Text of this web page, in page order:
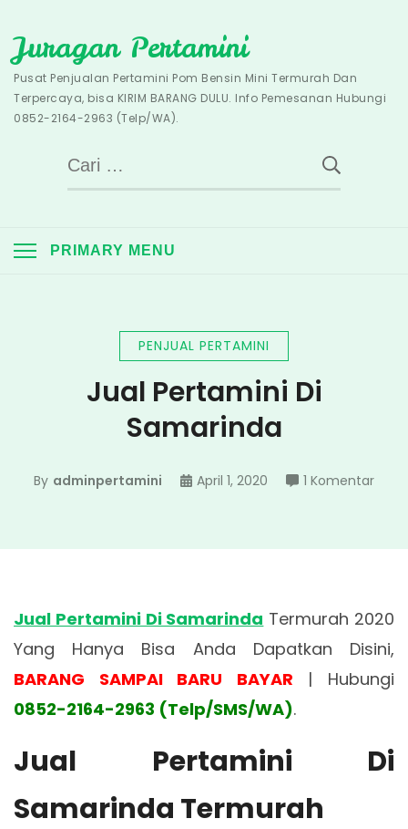
to
content
Juragan Pertamini
Pusat Penjualan Pertamini Pom Bensin Mini Termurah Dan
Terpercaya, bisa KIRIM BARANG DULU. Info Pemesanan Hubungi
0852-2164-2963 (Telp/WA).
Cari
untuk:
PRIMARY MENU
PENJUAL PERTAMINI
Jual Pertamini Di
Samarinda
By adminpertamini April 1, 2020 1 Komentarpada
Di
Jual Pertamini Di Samarinda Termurah 2020
Yang Hanya Bisa Anda Dapatkan Disini,
BARANG SAMPAI BARU BAYAR | Hubungi
0852-2164-2963 (Telp/SMS/WA).
Jual Pertamini Di
Samarinda Termurah